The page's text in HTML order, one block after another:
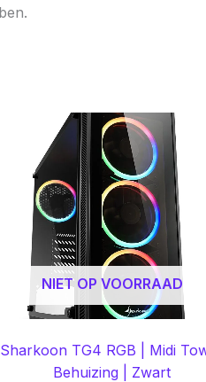
NIET OP VOORRAAD
Sharkoon TG4 RGB | Midi
Behuizing | Zwart